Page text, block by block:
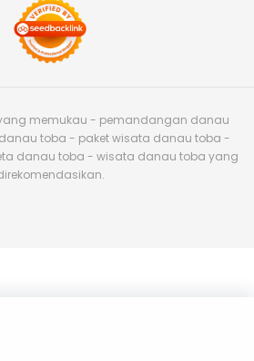
memukau - pemandangan danau
toba - paket wisata danau toba -
danau toba - wisata danau toba yang